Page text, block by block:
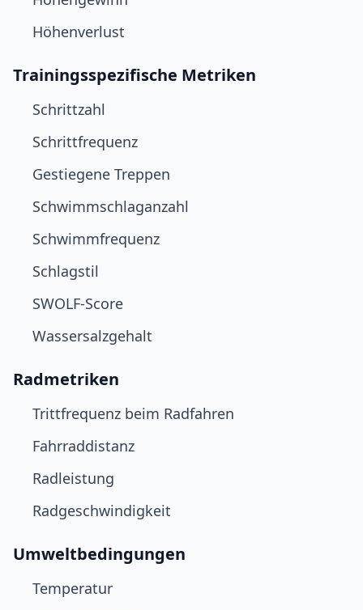
Höhenverlust
Trainingsspezifische Metriken
Schrittzahl
Schrittfrequenz
Gestiegene Treppen
Schwimmschlaganzahl
Schwimmfrequenz
Schlagstil
SWOLF-Score
Wassersalzgehalt
Radmetriken
Trittfrequenz beim Radfahren
Fahrraddistanz
Radleistung
Radgeschwindigkeit
Umweltbedingungen
Temperatur